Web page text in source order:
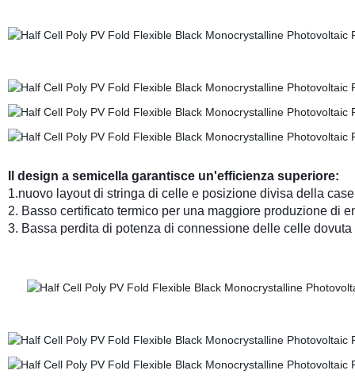
Il design a semicella garantisce un'efficienza superiore:
1.nuovo layout di stringa di celle e posizione divisa della
2. Basso certificato termico per una maggiore produzione di
3. Bassa perdita di potenza di connessione delle celle